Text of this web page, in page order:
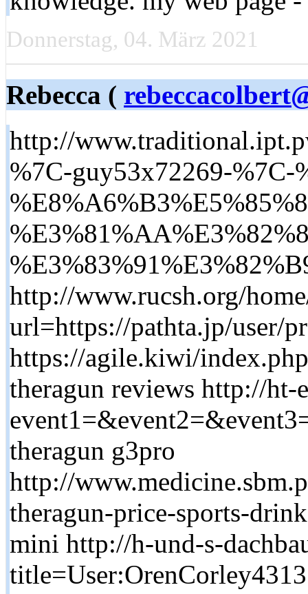
Donnerstag, 04. März 2021
Rebecca (
http://
%7C-guy53x72269-
http://www.rucsh.org/
url=https://pathta.jp/user/
https://agile.kiwi/
theragun reviews http://
theragun g3pro
http://
theragun-price-sports-
mini http://h-und-s-